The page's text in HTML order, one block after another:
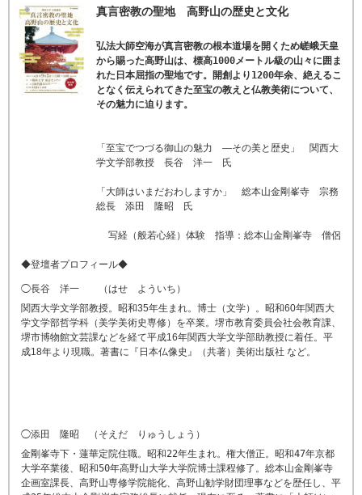
真言密教の聖地 高野山の歴史と文化
弘法大師空海が真言密教の根本道場を開くため嵯峨天皇
から賜った高野山は、標高1000メートル級の山々に囲ま
れた日本屈指の聖地です。開創より1200年余、絶えるこ
となく伝えられてきた至宝の教えと仏教美術について、
その魅力に迫ります。
「至宝でつづる御山の魅力 ―その美と歴史」 関西大
学文学部教授 長谷 洋一 氏
「大師はいまだおわしますか」 総本山金剛峯寺 宗務
総長 添田 隆昭 氏
写経（般若心経）体験 指導：総本山金剛峯寺 僧侶
◆登壇者プロフィール◆
◯長谷 洋一 （はせ よういち）
関西大学文学部教授。昭和35年生まれ。博士（文学）。昭和60年関西大
学文学部哲学科（美学美術史専修）を卒業。堺市教育委員会社会教育課、
堺市博物館文芸課などを経て平成16年関西大学文学部助教授に着任。平
成18年より現職。著書に『日本仏像史』（共著）美術出版社 など。
◯添田 隆昭 （そえだ りゅうしょう）
金剛峯寺下・蓮華定院住職。昭和22年生まれ。権大僧正。昭和47年京都
大学卒業後、昭和50年高野山大学大学院博士課程修了。総本山金剛峯寺
企画室課長、高野山専修学院能化、高野山勧学財団理事などを歴任し、平